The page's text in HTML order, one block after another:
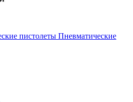
Пневматические